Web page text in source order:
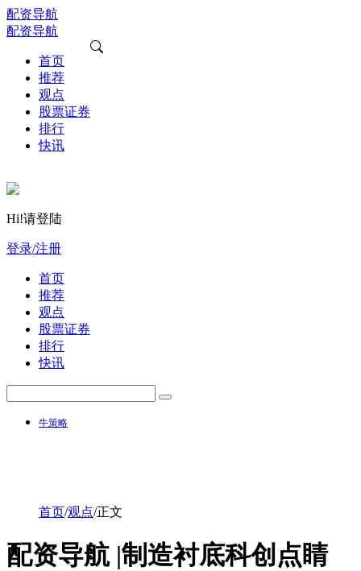
配资导航
配资导航
首页
推荐
观点
股票证券
排行
快讯
Hi!请登陆
登录/注册
首页
推荐
观点
股票证券
排行
快讯
牛策略
首页/观点/正文
配资导航 |制造衬底科创点睛